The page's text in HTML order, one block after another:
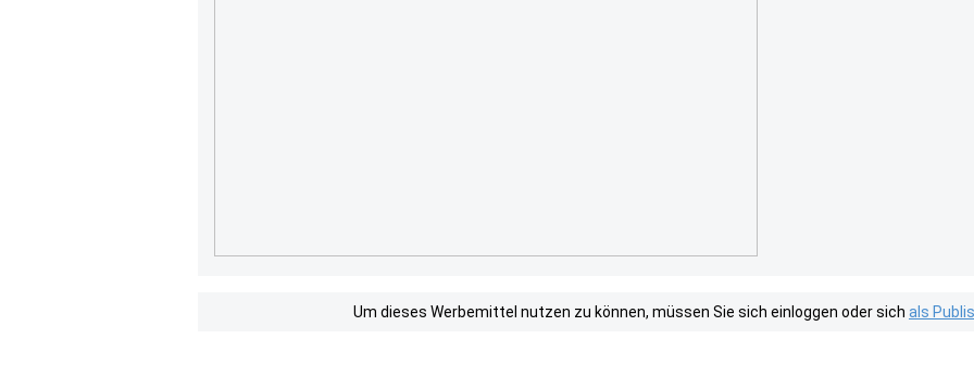
Um dieses Werbemittel nutzen zu können, müssen Sie sich einloggen oder sich als